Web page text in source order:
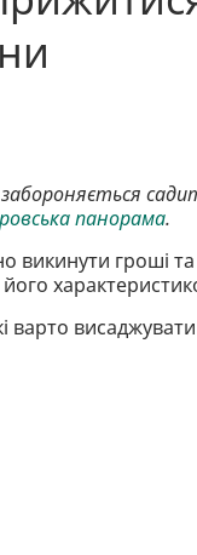
панорама.
викинути гроші